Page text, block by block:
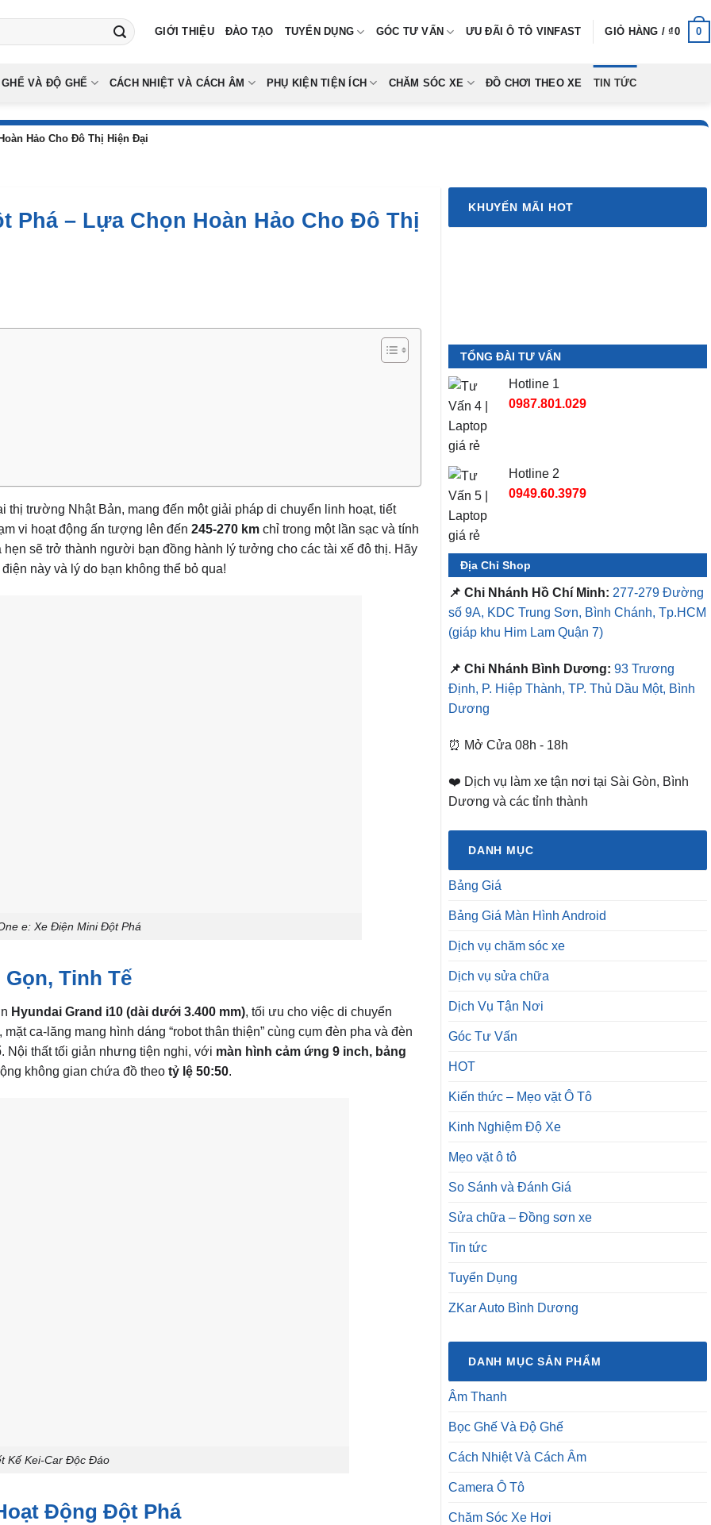
GIỚI THIỆU ĐÀO TẠO TUYỂN DỤNG GÓC TƯ VẤN ƯU ĐÃI Ô TÔ VINFAST GIỎ HÀNG /₫0 0
VÀ ĐỘ GHẾ CÁCH NHIỆT VÀ CÁCH ÂM PHỤ KIỆN TIỆN ÍCH CHĂM SÓC XE ĐỒ CHƠI THEO XE TIN TỨC
Hảo Cho Đô Thị Hiện Đại
Phá – Lựa Chọn Hoàn Hảo Cho Đô Thị
thị trường Nhật Bản, mang đến một giải pháp di chuyển linh hoạt, tiết
vi hoạt động ấn tượng lên đến 245-270 km chỉ trong một lần sạc và tính
sẽ trở thành người bạn đồng hành lý tưởng cho các tài xế đô thị. Hãy
này và lý do bạn không thể bỏ qua!
e: Xe Điện Mini Đột Phá
Tinh Tế
Hyundai Grand i10 (dài dưới 3.400 mm), tối ưu cho việc di chuyển
ca-lăng mang hình dáng “robot thân thiện” cùng cụm đèn pha và đèn
Nội thất tối giản nhưng tiện nghi, với màn hình cảm ứng 9 inch, bảng
không gian chứa đồ theo tỷ lệ 50:50.
Kế Kei-Car Độc Đáo
Động Đột Phá
KHUYẾN MÃI HOT
TỔNG ĐÀI TƯ VẤN
Hotline 1
0987.801.029
Hotline 2
0949.60.3979
Địa Chỉ Shop
📌 Chi Nhánh Hồ Chí Minh: 277-279 Đường
số 9A, KDC Trung Sơn, Bình Chánh, Tp.HCM
(giáp khu Him Lam Quận 7)
📌 Chi Nhánh Bình Dương: 93 Trương
Định, P. Hiệp Thành, TP. Thủ Dầu Một, Bình
Dương
⏰ Mở Cửa 08h - 18h
❤️ Dịch vụ làm xe tận nơi tại Sài Gòn, Bình
Dương và các tỉnh thành
DANH MỤC
Bảng Giá
Bảng Giá Màn Hình Android
Dịch vụ chăm sóc xe
Dịch vụ sửa chữa
Dịch Vụ Tận Nơi
Góc Tư Vấn
HOT
Kiến thức – Mẹo vặt Ô Tô
Kinh Nghiệm Độ Xe
Mẹo vặt ô tô
So Sánh và Đánh Giá
Sửa chữa – Đồng sơn xe
Tin tức
Tuyển Dụng
ZKar Auto Bình Dương
DANH MỤC SẢN PHẨM
Âm Thanh
Bọc Ghế Và Độ Ghế
Cách Nhiệt Và Cách Âm
Camera Ô Tô
Chăm Sóc Xe Hơi